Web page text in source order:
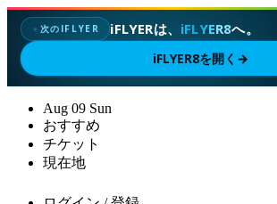
✦次のIFLYER iFLYERは、 iFLYER8へ。
iFLYER8を開く →
Aug 09 Sun
おすすめ
チケット
現在地